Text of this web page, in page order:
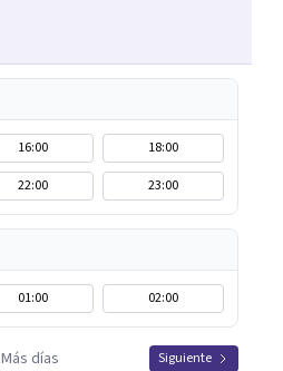
16:00
18:00
22:00 23:00
01:00 02:00
Más días Siguiente